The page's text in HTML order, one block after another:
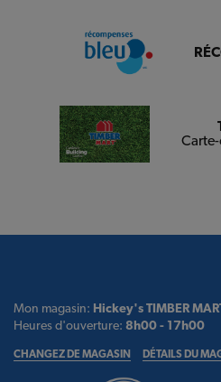
Mon magasin: Hickey's TIMBER
Heures d'ouverture: 8h00 - 17h00
CHANGEZ DE MAGASIN DÉTAILS DU